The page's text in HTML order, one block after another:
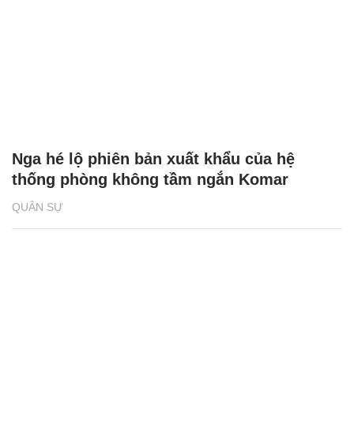
QUÂN SỰ
Nga hé lộ phiên bản xuất khẩu của hệ
thống phòng không tầm ngắn Komar